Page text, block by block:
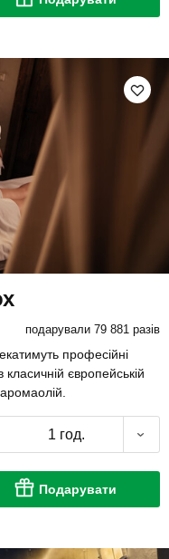
подарували 79 881 разів
професійні
європейській
1 год.
Подарувати